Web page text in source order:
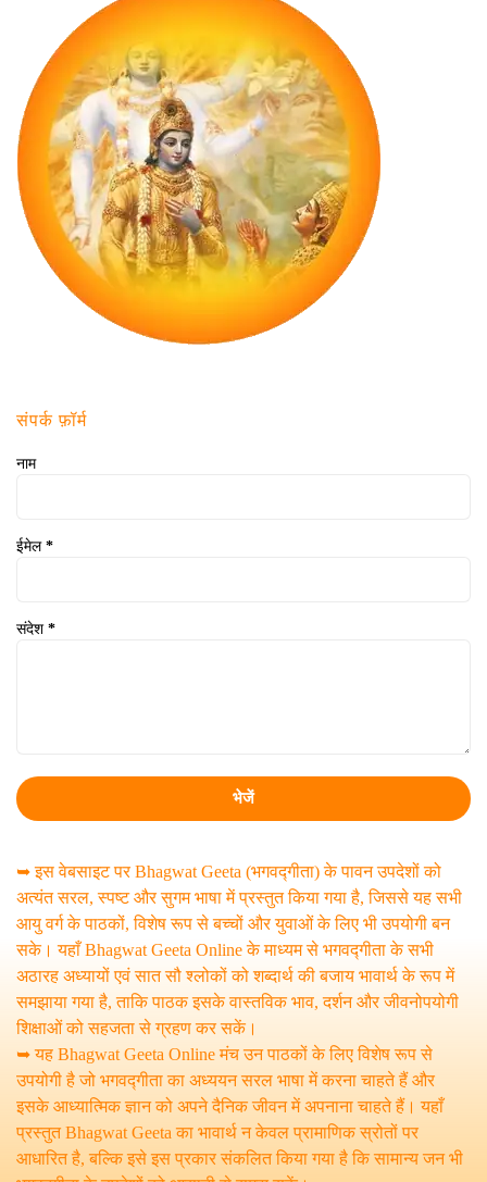
संपर्क फ़ॉर्म
नाम
ईमेल *
संदेश *
➥ इस वेबसाइट पर Bhagwat Geeta (भगवद्गीता) के पावन उपदेशों को
अत्यंत सरल, स्पष्ट और सुगम भाषा में प्रस्तुत किया गया है, जिससे यह सभी
आयु वर्ग के पाठकों, विशेष रूप से बच्चों और युवाओं के लिए भी उपयोगी बन
सके। यहाँ Bhagwat Geeta Online के माध्यम से भगवद्गीता के सभी
अठारह अध्यायों एवं सात सौ श्लोकों को शब्दार्थ की बजाय भावार्थ के रूप में
समझाया गया है, ताकि पाठक इसके वास्तविक भाव, दर्शन और जीवनोपयोगी
शिक्षाओं को सहजता से ग्रहण कर सकें।
➥ यह Bhagwat Geeta Online मंच उन पाठकों के लिए विशेष रूप से
उपयोगी है जो भगवद्गीता का अध्ययन सरल भाषा में करना चाहते हैं और
इसके आध्यात्मिक ज्ञान को अपने दैनिक जीवन में अपनाना चाहते हैं। यहाँ
प्रस्तुत Bhagwat Geeta का भावार्थ न केवल प्रामाणिक स्रोतों पर
आधारित है, बल्कि इसे इस प्रकार संकलित किया गया है कि सामान्य जन भी